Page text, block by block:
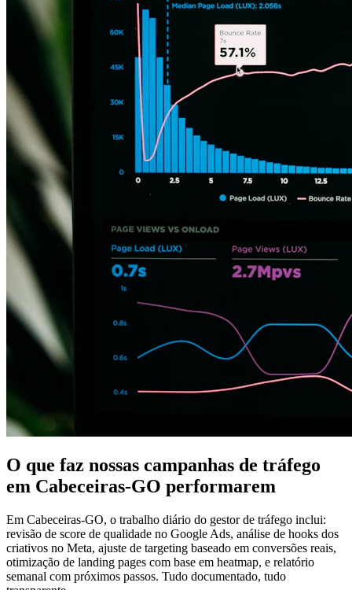
O que faz nossas campanhas de tráfego
em Cabeceiras-GO performarem
Em Cabeceiras-GO, o trabalho diário do gestor de tráfego inclui:
revisão de score de qualidade no Google Ads, análise de hooks dos
criativos no Meta, ajuste de targeting baseado em conversões reais,
otimização de landing pages com base em heatmap, e relatório
semanal com próximos passos. Tudo documentado, tudo